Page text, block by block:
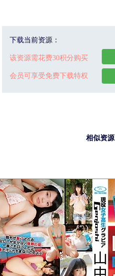
下载当前资源：
该资源需花费30积分购买
会员可享受免费下载特权
相似资源